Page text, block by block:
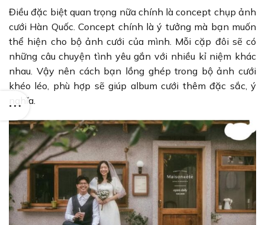
Điều đặc biệt quan trọng nữa chính là concept chụp ảnh
cưới Hàn Quốc. Concept chính là ý tưởng mà bạn muốn
thể hiện cho bộ ảnh cưới của mình. Mỗi cặp đôi sẽ có
những câu chuyện tình yêu gắn với nhiều kỉ niệm khác
nhau. Vậy nên cách bạn lồng ghép trong bộ ảnh cưới
khéo léo, phù hợp sẽ giúp album cưới thêm đặc sắc, ý
nghĩa.